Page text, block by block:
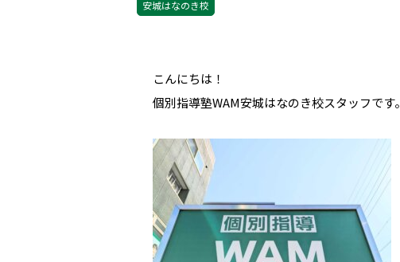
安城はなのき校
こんにちは！
個別指導塾WAM安城はなのき校スタッフです。